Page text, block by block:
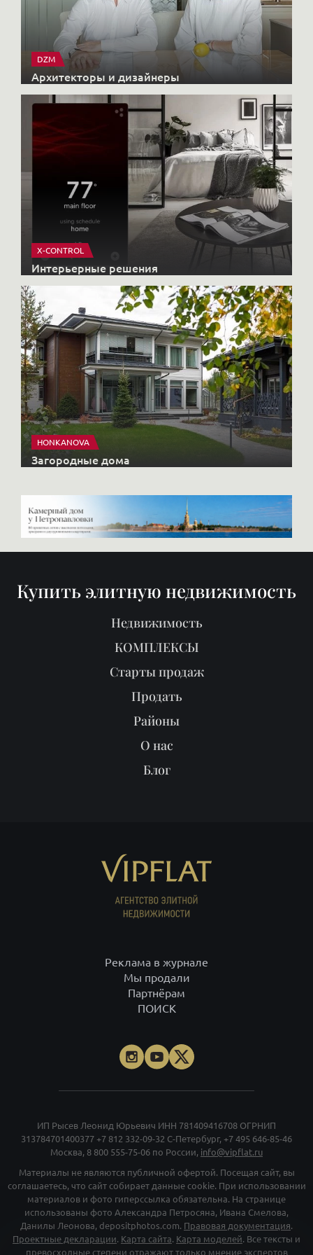
DZM
Архитекторы и дизайнеры
X-CONTROL
Интерьерные решения
HONKANOVA
Загородные дома
Купить элитную недвижимость
Недвижимость
КОМПЛЕКСЫ
Старты продаж
Продать
Районы
О нас
Блог
Реклама в журнале
Мы продали
Партнёрам
ПОИСК
ИП Рысев Леонид Юрьевич ИНН 781409416708 ОГРНИП
313784701400377 +7 812 332-09-32 С-Петербург, +7 495 646-85-46
Москва, 8 800 555-75-06 по России, info@vipflat.ru
Материалы не являются публичной офертой. Посещая сайт, вы
соглашаетесь, что сайт собирает данные cookie. При использовании
материалов и фото гиперссылка обязательна. На странице
использованы фото Александра Петросяна, Ивана Смелова,
Данилы Леонова, depositphotos.com. Правовая документация.
Проектные декларации. Карта сайта. Карта моделей. Все тексты и
превосходные степени отражают только мнение экспертов